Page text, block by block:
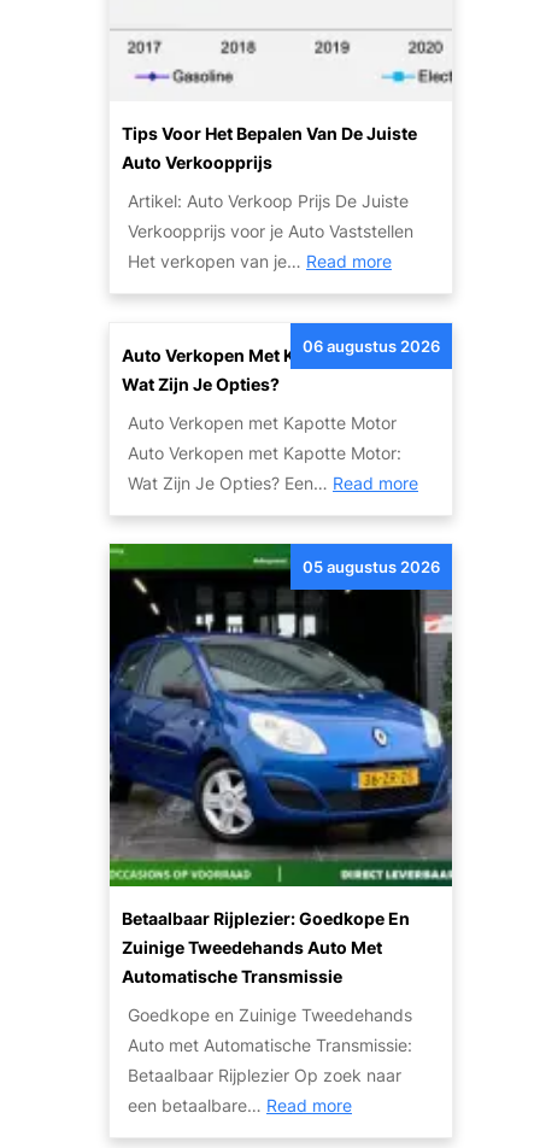
Tips Voor Het Bepalen Van De Juiste
Auto Verkoopprijs
Artikel: Auto Verkoop Prijs De Juiste
Verkoopprijs voor je Auto Vaststellen
Het verkopen van je… Read more:
T
i
p
e
t
a
e
n
a
n
d
u
i
s
e
Auto Verkopen Met Kapotte Motor:
Wat Zijn Je Opties?
06 augustus 2026
Auto Verkopen met Kapotte Motor
Auto Verkopen met Kapotte Motor:
Wat Zijn Je Opties? Een… Read more:
A
u
t
V
r
k
o
p
e
n
m
Betaalbaar Rijplezier: Goedkope En
Zuinige Tweedehands Auto Met
Automatische Transmissie
05 augustus 2026
Goedkope en Zuinige Tweedehands
Auto met Automatische Transmissie:
Betaalbaar Rijplezier Op zoek naar
een betaalbare… Read more:
B